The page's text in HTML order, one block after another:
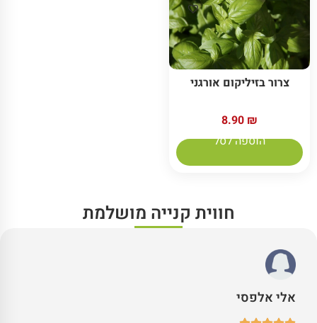
צרור בזיליקום אורגני
8.90 ₪
הוספה לסל
חווית קנייה מושלמת
אלי אלפסי